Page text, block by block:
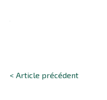
< Article précédent